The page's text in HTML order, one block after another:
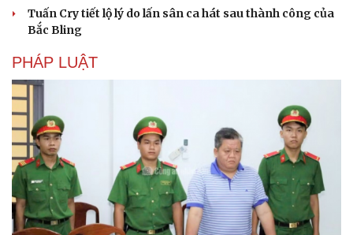
Tuấn Cry tiết lộ lý do lấn sân ca hát sau thành công của
Bắc Bling
PHÁP LUẬT